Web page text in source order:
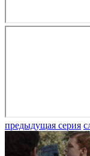
предыдущая серия